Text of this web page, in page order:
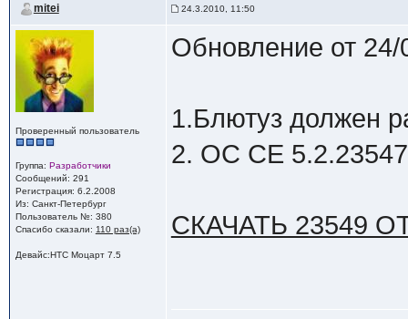
mitei 24.3.2010, 11:50
Проверенный пользователь
Группа: Разработчики
Сообщений: 291
Регистрация: 6.2.2008
Из: Санкт-Петербург
Пользователь №: 380
Спасибо сказали: 110 раз(а)
Девайс:HTC Моцарт 7.5
Обновление от 24/
1.Блютуз должен
2. OC CE
СКАЧАТЬ 23549